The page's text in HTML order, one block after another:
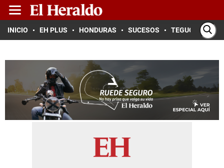
INICIO EH PLUS HONDURAS SUCESOS TEGUCIGALPA